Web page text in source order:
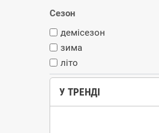
Сезон
демісезон
зима
літо
У ТРЕНДІ